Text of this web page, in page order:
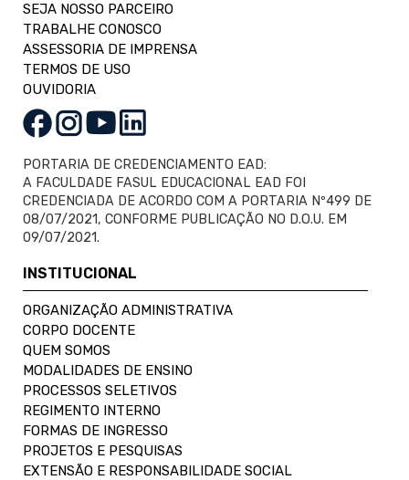
SEJA NOSSO PARCEIRO
TRABALHE CONOSCO
ASSESSORIA DE IMPRENSA
TERMOS DE USO
OUVIDORIA
PORTARIA DE CREDENCIAMENTO EAD:
A FACULDADE FASUL EDUCACIONAL EAD FOI
CREDENCIADA DE ACORDO COM A PORTARIA Nº499 DE
08/07/2021, CONFORME PUBLICAÇÃO NO D.O.U. EM
09/07/2021.
INSTITUCIONAL
ORGANIZAÇÃO ADMINISTRATIVA
CORPO DOCENTE
QUEM SOMOS
MODALIDADES DE ENSINO
PROCESSOS SELETIVOS
REGIMENTO INTERNO
FORMAS DE INGRESSO
PROJETOS E PESQUISAS
EXTENSÃO E RESPONSABILIDADE SOCIAL